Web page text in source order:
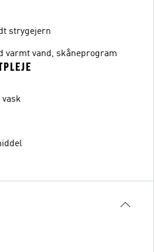
strygejern
varmt vand, skåneprogram